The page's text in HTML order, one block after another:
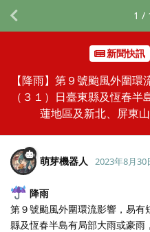
新聞快訊
【降雨】第９號颱風外圍
（３１）日臺東縣及恆春
蓮地區及新北、屏東
1 /
萌芽機器人 2023年8月30
降雨
第９號颱風外圍環流影響，易
縣及恆春半島有局部大雨或豪